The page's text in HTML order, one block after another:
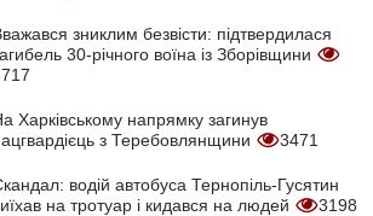
зниклим безвісти: підтвердилася
30-річного воїна із Зборівщини
Харківському напрямку загинув
з Теребовлянщини
3471
водій автобуса Тернопіль-Гусятин
на тротуар і кидався на людей
3198